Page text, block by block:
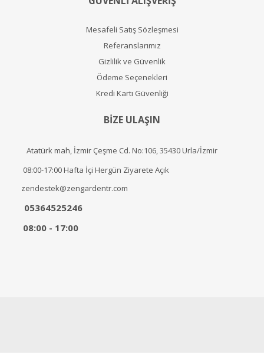
Mesafeli Satış Sözleşmesi
Referanslarımız
Gizlilik ve Güvenlik
Ödeme Seçenekleri
Kredi Kartı Güvenliği
BİZE ULAŞIN
Atatürk mah, İzmir Çeşme Cd. No:106, 35430 Urla/İzmir
08:00-17:00 Hafta İçi Hergün Ziyarete Açık
zendestek@zengardentr.com
05364525246
08:00 - 17:00